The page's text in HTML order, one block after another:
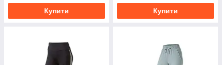
Купити Купити